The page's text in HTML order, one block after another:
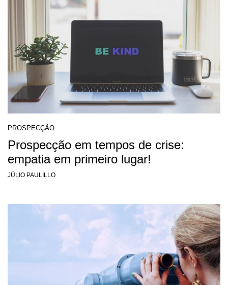
PROSPECÇÃO
Prospecção em tempos de crise:
empatia em primeiro lugar!
JÚLIO PAULILLO